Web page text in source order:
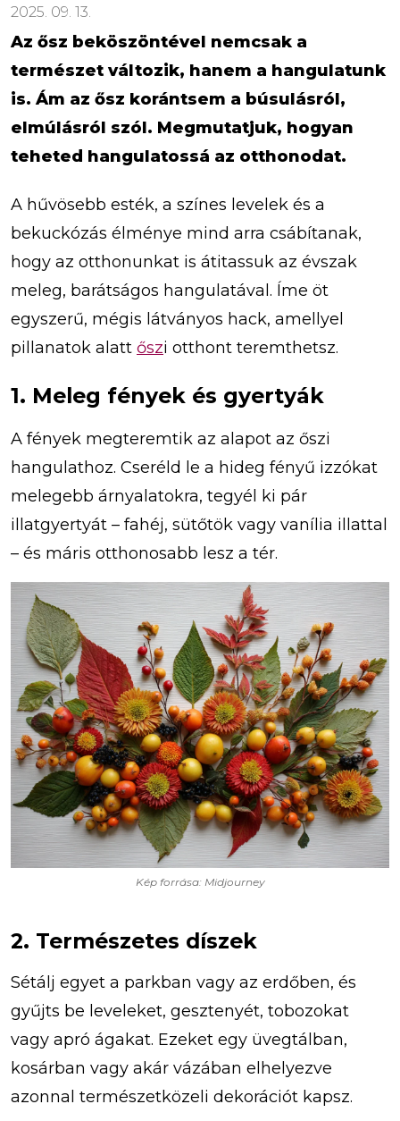
2025. 09. 13.
Az ősz beköszöntével nemcsak a
természet változik, hanem a hangulatunk
is. Ám az ősz korántsem a búsulásról,
elmúlásról szól. Megmutatjuk, hogyan
teheted hangulatossá az otthonodat.
A hűvösebb esték, a színes levelek és a
bekuckózás élménye mind arra csábítanak,
hogy az otthonunkat is átitassuk az évszak
meleg, barátságos hangulatával. Íme öt
egyszerű, mégis látványos hack, amellyel
pillanatok alatt őszi otthont teremthetsz.
1. Meleg fények és gyertyák
A fények megteremtik az alapot az őszi
hangulathoz. Cseréld le a hideg fényű izzókat
melegebb árnyalatokra, tegyél ki pár
illatgyertyát – fahéj, sütőtök vagy vanília illattal
– és máris otthonosabb lesz a tér.
Kép forrása: Midjourney
2. Természetes díszek
Sétálj egyet a parkban vagy az erdőben, és
gyűjts be leveleket, gesztenyét, tobozokat
vagy apró ágakat. Ezeket egy üvegtálban,
kosárban vagy akár vázában elhelyezve
azonnal természetközeli dekorációt kapsz.